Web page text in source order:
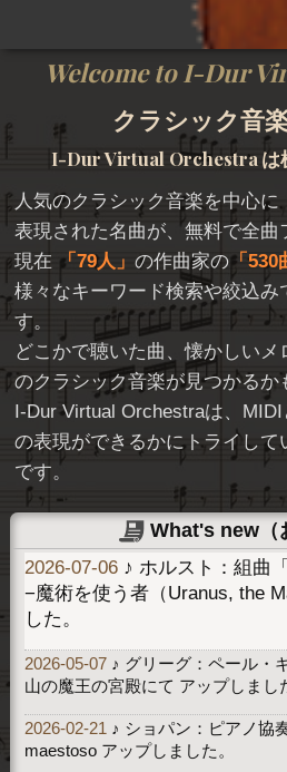
Welcome to I-Dur
クラシック音
I-Dur Virtual Orchestra は
人気のクラシック音楽を中心に
表現された名曲が、無料で全曲
現在
79人 の作曲家の 530
様々なキーワード検索や絞込み
す。
どこかで聴いた曲、懐かしいメ
のクラシック音楽が見つかるか
I-Dur Virtual Orchestraは、
の表現ができるかにトライして
です。
What's new（
2026-07-06 ♪ ホルスト：組曲
−魔術を使う者（Uranus, the
した。
2026-05-07 ♪ グリーグ：ペール・
山の魔王の宮殿にて アップしまし
2026-02-21 ♪ ショパン：ピアノ協
maestoso アップしました。